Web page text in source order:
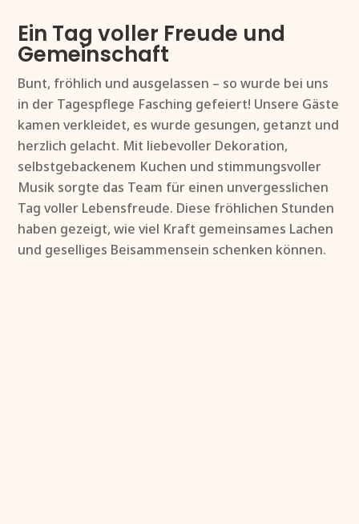
Ein Tag voller Freude und
Gemeinschaft
Bunt, fröhlich und ausgelassen – so wurde bei uns
in der Tagespflege Fasching gefeiert! Unsere Gäste
kamen verkleidet, es wurde gesungen, getanzt und
herzlich gelacht. Mit liebevoller Dekoration,
selbstgebackenem Kuchen und stimmungsvoller
Musik sorgte das Team für einen unvergesslichen
Tag voller Lebensfreude. Diese fröhlichen Stunden
haben gezeigt, wie viel Kraft gemeinsames Lachen
und geselliges Beisammensein schenken können.